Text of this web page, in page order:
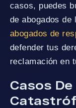
casos, puedes
de abogados de
abogados de
defender tus
reclamación en
Casos